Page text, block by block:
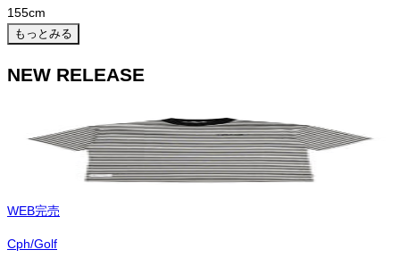
155cm
もっとみる
NEW RELEASE
WEB完売
Cph/Golf